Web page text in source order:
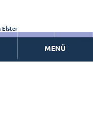
Thieme
Elster
MENÜ